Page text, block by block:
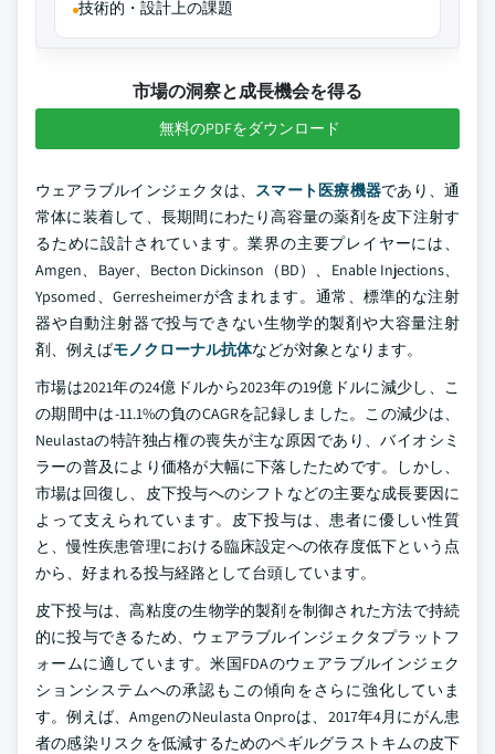
技術的・設計上の課題
市場の洞察と成長機会を得る
無料のPDFをダウンロード
ウェアラブルインジェクタは、 スマート医療機器であり、通
常体に装着して、長期間にわたり高容量の薬剤を皮下注射す
るために設計されています。業界の主要プレイヤーには、
Amgen、Bayer、Becton Dickinson（BD）、Enable Injections、
Ypsomed、Gerresheimerが含まれます。通常、標準的な注射
器や自動注射器で投与できない生物学的製剤や大容量注射
剤、例えばモノクローナル抗体などが対象となります。
市場は2021年の24億ドルから2023年の19億ドルに減少し、こ
の期間中は-11.1%の負のCAGRを記録しました。この減少は、
Neulastaの特許独占権の喪失が主な原因であり、バイオシミ
ラーの普及により価格が大幅に下落したためです。しかし、
市場は回復し、皮下投与へのシフトなどの主要な成長要因に
よって支えられています。皮下投与は、患者に優しい性質
と、慢性疾患管理における臨床設定への依存度低下という点
から、好まれる投与経路として台頭しています。
皮下投与は、高粘度の生物学的製剤を制御された方法で持続
的に投与できるため、ウェアラブルインジェクタプラットフ
ォームに適しています。米国FDAのウェアラブルインジェク
ションシステムへの承認もこの傾向をさらに強化していま
す。例えば、AmgenのNeulasta Onproは、2017年4月にがん患
者の感染リスクを低減するためのペギルグラストキムの皮下